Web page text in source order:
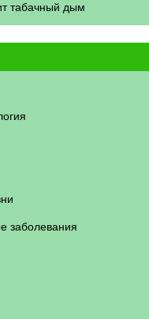
табачный дым
заболевания